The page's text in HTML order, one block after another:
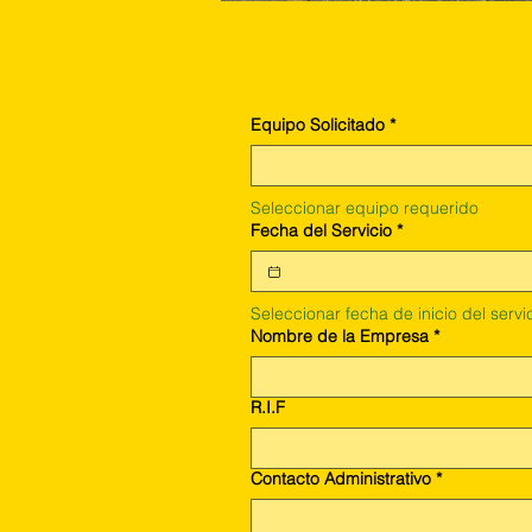
Equipo Solicitado *
Seleccionar equipo requerido
Fecha del Servicio *
Seleccionar fecha de inicio del
Nombre de la Empresa *
R.I.F
Contacto Administrativo *